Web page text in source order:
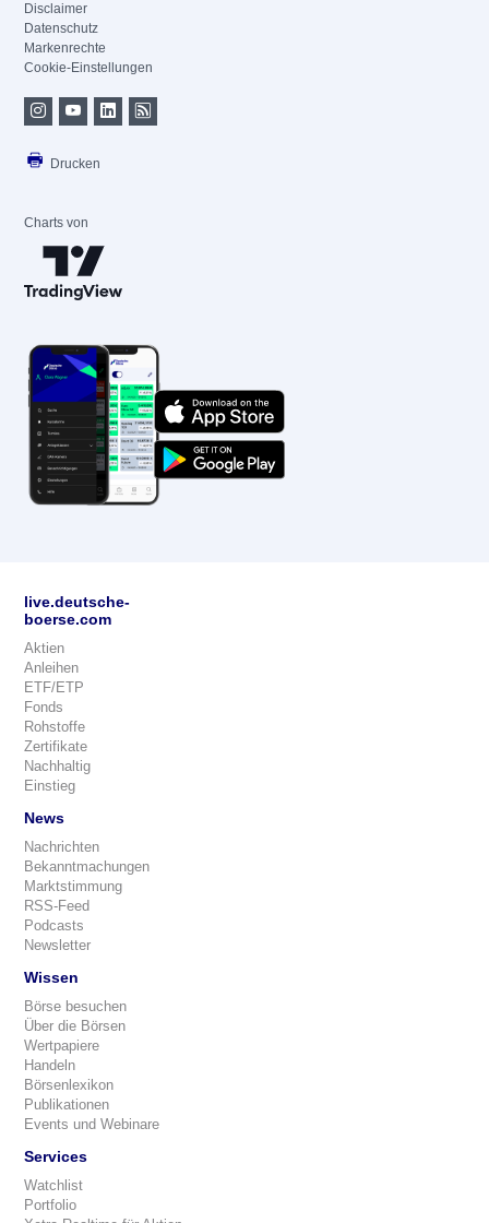
Disclaimer
Datenschutz
Markenrechte
Cookie-Einstellungen
Drucken
Charts von
live.deutsche-
boerse.com
Aktien
Anleihen
ETF/ETP
Fonds
Rohstoffe
Zertifikate
Nachhaltig
Einstieg
News
Nachrichten
Bekanntmachungen
Marktstimmung
RSS-Feed
Podcasts
Newsletter
Wissen
Börse besuchen
Über die Börsen
Wertpapiere
Handeln
Börsenlexikon
Publikationen
Events und Webinare
Services
Watchlist
Portfolio